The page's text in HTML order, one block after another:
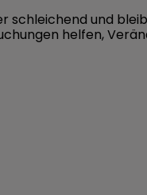
schleichend und
helfen,